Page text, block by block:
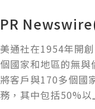
PR
美通社在1954年開
個國家和地區的無
將客戶與170多個國
務，其中包括50%以